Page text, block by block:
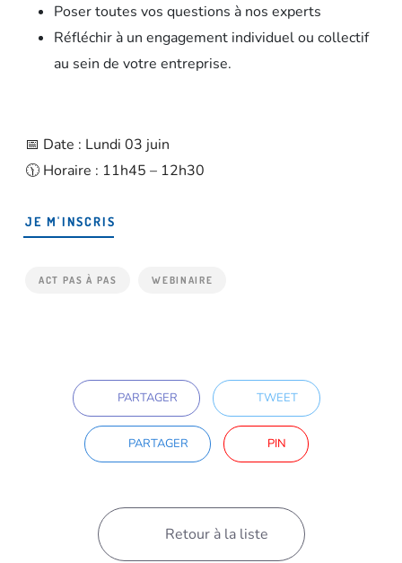
Poser toutes vos questions à nos experts
Réfléchir à un engagement individuel ou collectif
au sein de votre entreprise.
📅 Date : Lundi 03 juin
🕦 Horaire : 11h45 – 12h30
JE M'INSCRIS
ACT PAS À PAS WEBINAIRE
PARTAGER TWEET
PARTAGER PIN
Retour à la liste